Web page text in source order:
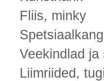
Fliis, minky
Veekindlad ja
Liimriided,